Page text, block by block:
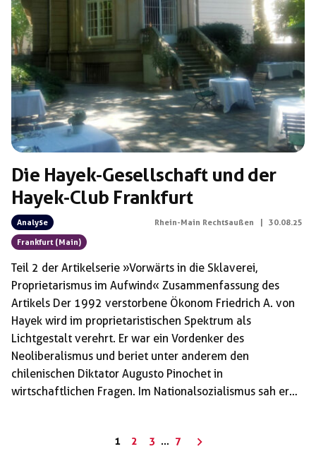
Die Hayek-Gesellschaft und der
Hayek-Club Frankfurt
Analyse
Frankfurt (Main)
Rhein-Main Rechtsaußen 30.08.25
Teil 2 der Artikelserie »Vorwärts in die Sklaverei,
Proprietarismus im Aufwind« Zusammenfassung des
Artikels Der 1992 verstorbene Ökonom Friedrich A. von
Hayek wird im proprietaristischen Spektrum als
Lichtgestalt verehrt. Er war ein Vordenker des
Neoliberalismus und beriet unter anderem den
chilenischen Diktator Augusto Pinochet in
wirtschaftlichen Fragen. Im Nationalsozialismus sah er
sein politisches Wirken in der Regel keine Kritik. In der
Seitennummerierung
1 2 3 … 7